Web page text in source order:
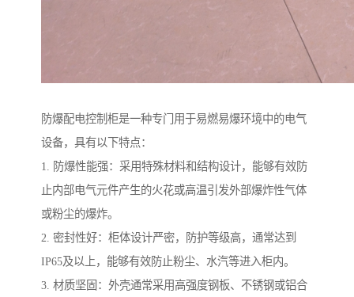
防爆配电控制柜是一种专门用于易燃易爆环境中的电气
设备，具有以下特点：
1. 防爆性能强：采用特殊材料和结构设计，能够有效防
止内部电气元件产生的火花或高温引发外部爆炸性气体
或粉尘的爆炸。
2. 密封性好：柜体设计严密，防护等级高，通常达到
IP65及以上，能够有效防止粉尘、水汽等进入柜内。
3. 材质坚固：外壳通常采用高强度钢板、不锈钢或铝合